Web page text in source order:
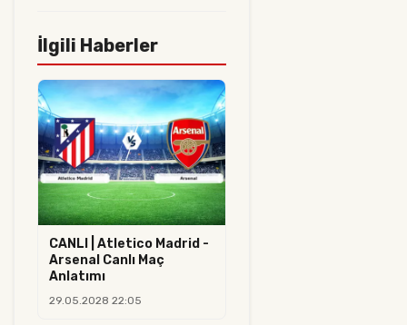
İlgili Haberler
CANLI | Atletico Madrid -
Arsenal Canlı Maç
Anlatımı
29.05.2028 22:05